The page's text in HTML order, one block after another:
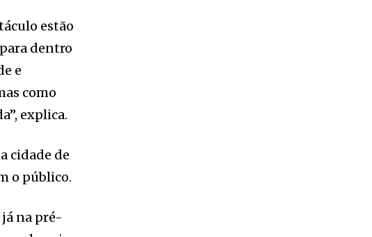
estão
dentro
e
como
explica.
cidade de
o público.
na pré-